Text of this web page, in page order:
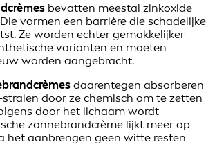
bevatten meestal zinkoxide
vormen een barrière die schadelijke
Ze worden echter gemakkelijker
varianten en moeten
worden aangebracht.
daarentegen absorberen
door ze chemisch om te zetten
door het lichaam wordt
zonnebrandcrème lijkt meer op
het aanbrengen geen witte resten